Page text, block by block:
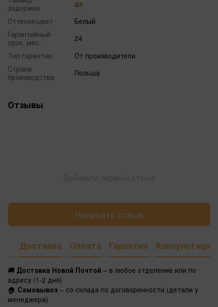
задержки
да
Оттенок/цвет
Белый
Гарантийный
срок, мес.
24
Тип гарантии
От производителя
Страна
производства
Польша
Отзывы
Написать отзыв
Доставка Оплата Гарантия Консультация
🚚 Доставка Новой Почтой – в любое отделение или по
адресу (1-2 дня)
🏠 Самовывоз – со склада по договоренности (детали у
менеджера)